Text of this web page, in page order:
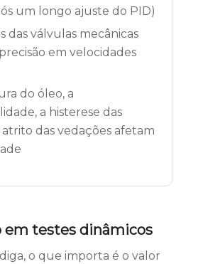
um longo ajuste do PID)
das válvulas mecânicas
em velocidades
do óleo, a
a histerese das
das vedações afetam
em testes dinâmicos
o que importa é o valor